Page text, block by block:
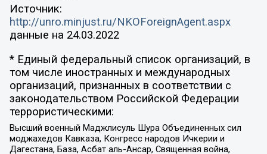
Источник:
http://unro.minjust.ru/NKOForeignAgent.aspx
данные на 24.03.2022
* Единый федеральный список организаций, в
том числе иностранных и международных
организаций, признанных в соответствии с
законодательством Российской Федерации
террористическими:
Высший военный Маджлисуль Шура Объединенных сил
моджахедов Кавказа, Конгресс народов Ичкерии и
Дагестана, База, Асбат аль-Ансар, Священная война,